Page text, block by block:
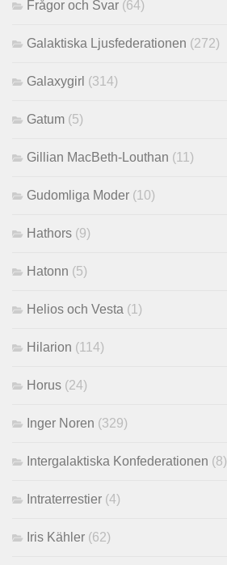
Frågor och Svar (64)
Galaktiska Ljusfederationen (272)
Galaxygirl (314)
Gatum (5)
Gillian MacBeth-Louthan (11)
Gudomliga Moder (10)
Hathors (9)
Hatonn (5)
Helios och Vesta (1)
Hilarion (114)
Horus (24)
Inger Noren (329)
Intergalaktiska Konfederationen (8)
Intraterrestier (4)
Iris Kähler (62)